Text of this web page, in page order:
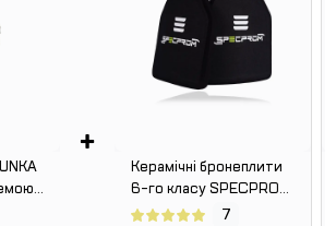
+
Керамічні бронеплити
6-го класу SPECPROM.
Вага 2,8кг. Розмір 25 на
7